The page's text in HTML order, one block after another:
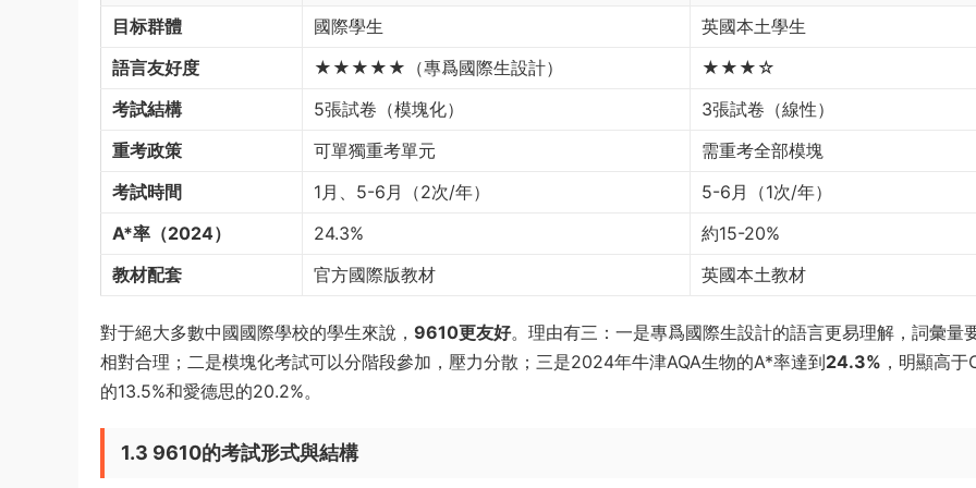
目标群體
國際學生
英國本土學生
語言友好度
★★★★★（專爲國際生設計）
★★★☆
考試結構
5張試卷（模塊化）
3張試卷（線性）
重考政策
可單獨重考單元
需重考全部模塊
考試時間
1月、5-6月（2次/年）
5-6月（1次/年）
A*率（2024）
24.3%
約15-20%
教材配套
官方國際版教材 英國本土教材
對于絕大多數中國國際學校的學生來說， 9610更友好。理由有三：一是專爲國際生設計的語言更易理解，詞彙量
相對合理；二是模塊化考試可以分階段參加，壓力分散；三是2024年牛津AQA生物的A*率達到24.3% ，明顯高于
的13.5%和愛德思的20.2%。
1.3 9610的考試形式與結構